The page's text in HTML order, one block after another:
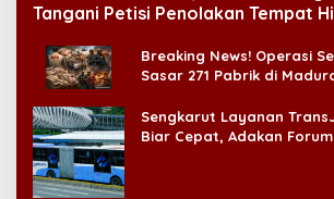
Tangani Petisi Penolakan Tempat
Breaking News! Operasi
Sasar 271 Pabrik di
Sengkarut Layanan
Biar Cepat, Adakan